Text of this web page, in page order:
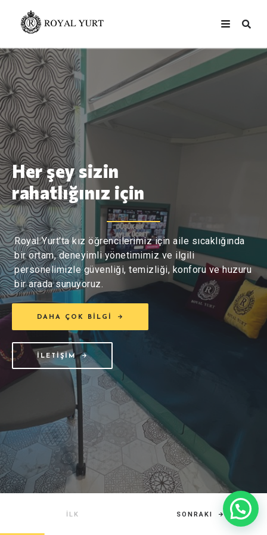
SONRAKI
Her şey sizin
rahatlığınız için
Royal Yurt'ta kız öğrencilerimiz için aile sıcaklığında
bir ortam, deneyimli yönetimimiz ve ilgili
personelimizle güvenliği, temizliği, konforu ve huzuru
bir arada sunuyoruz.
DAHA ÇOK BILGI
İLETIŞIM